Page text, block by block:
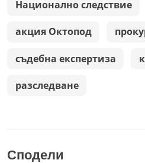
Национално следствие
акция Октопод
съдебна експертиза
разследване
Сподели